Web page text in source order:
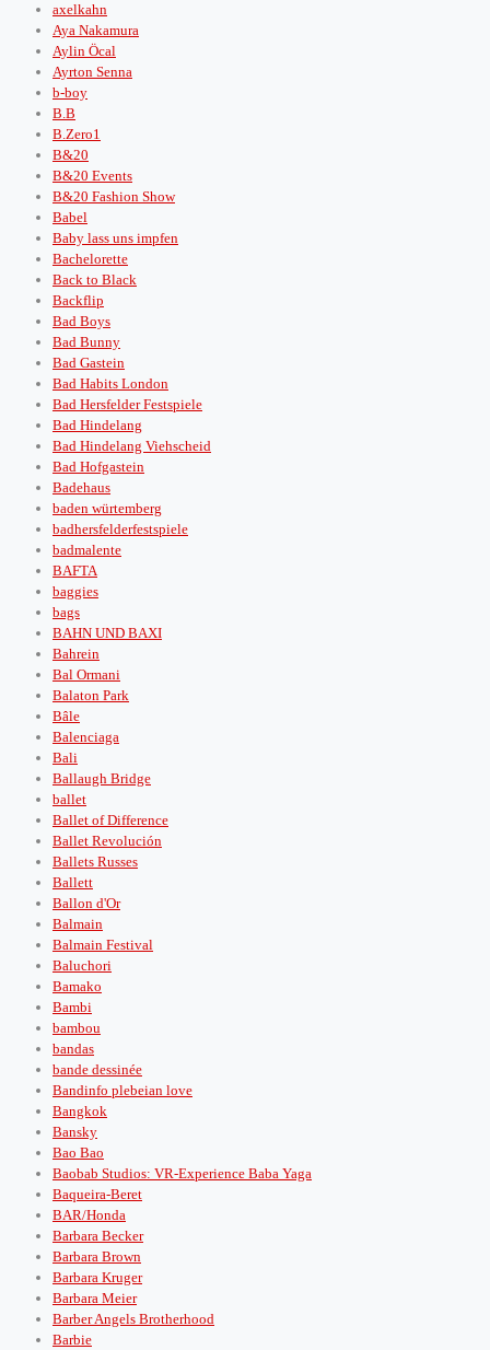
axelkahn
Aya Nakamura
Aylin Öcal
Ayrton Senna
b-boy
B.B
B.Zero1
B&20
B&20 Events
B&20 Fashion Show
Babel
Baby lass uns impfen
Bachelorette
Back to Black
Backflip
Bad Boys
Bad Bunny
Bad Gastein
Bad Habits London
Bad Hersfelder Festspiele
Bad Hindelang
Bad Hindelang Viehscheid
Bad Hofgastein
Badehaus
baden würtemberg
badhersfelderfestspiele
badmalente
BAFTA
baggies
bags
BAHN UND BAXI
Bahrein
Bal Ormani
Balaton Park
Bâle
Balenciaga
Bali
Ballaugh Bridge
ballet
Ballet of Difference
Ballet Revolución
Ballets Russes
Ballett
Ballon d'Or
Balmain
Balmain Festival
Baluchori
Bamako
Bambi
bambou
bandas
bande dessinée
Bandinfo plebeian love
Bangkok
Bansky
Bao Bao
Baobab Studios: VR-Experience Baba Yaga
Baqueira-Beret
BAR/Honda
Barbara Becker
Barbara Brown
Barbara Kruger
Barbara Meier
Barber Angels Brotherhood
Barbie